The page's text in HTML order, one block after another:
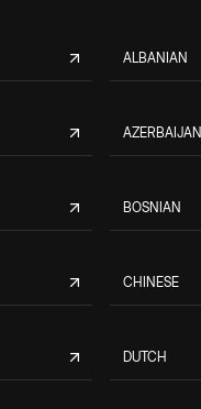
ALBANIAN
AZERBAIJANI
BOSNIAN
CHINESE
DUTCH